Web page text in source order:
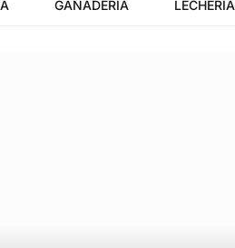
GANADERÍA LECHERÍA